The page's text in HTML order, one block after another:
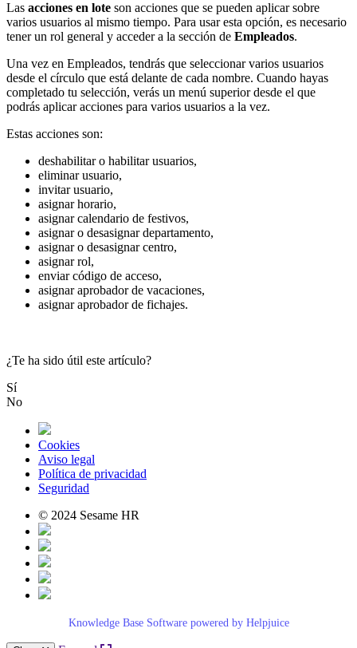
Las acciones en lote son acciones que se pueden aplicar sobre
varios usuarios al mismo tiempo. Para usar esta opción, es necesario
tener un rol general y acceder a la sección de Empleados.
Una vez en Empleados, tendrás que seleccionar varios usuarios
desde el círculo que está delante de cada nombre. Cuando hayas
completado tu selección, verás un menú superior desde el que
podrás aplicar acciones para varios usuarios a la vez.
Estas acciones son:
deshabilitar o habilitar usuarios,
eliminar usuario,
invitar usuario,
asignar horario,
asignar calendario de festivos,
asignar o desasignar departamento,
asignar o desasignar centro,
asignar rol,
enviar código de acceso,
asignar aprobador de vacaciones,
asignar aprobador de fichajes.
¿Te ha sido útil este artículo?
Sí
No
Cookies
Aviso legal
Política de privacidad
Seguridad
© 2024 Sesame HR
Knowledge Base Software powered by Helpjuice